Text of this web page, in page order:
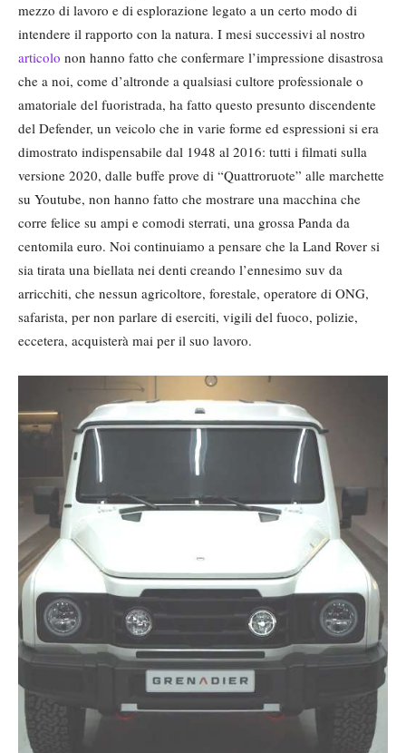
mezzo di lavoro e di esplorazione legato a un certo modo di
intendere il rapporto con la natura. I mesi successivi al nostro
articolo non hanno fatto che confermare l’impressione disastrosa
che a noi, come d’altronde a qualsiasi cultore professionale o
amatoriale del fuoristrada, ha fatto questo presunto discendente
del Defender, un veicolo che in varie forme ed espressioni si era
dimostrato indispensabile dal 1948 al 2016: tutti i filmati sulla
versione 2020, dalle buffe prove di “Quattroruote” alle marchette
su Youtube, non hanno fatto che mostrare una macchina che
corre felice su ampi e comodi sterrati, una grossa Panda da
centomila euro. Noi continuiamo a pensare che la Land Rover si
sia tirata una biellata nei denti creando l’ennesimo suv da
arricchiti, che nessun agricoltore, forestale, operatore di ONG,
safarista, per non parlare di eserciti, vigili del fuoco, polizie,
eccetera, acquisterà mai per il suo lavoro.